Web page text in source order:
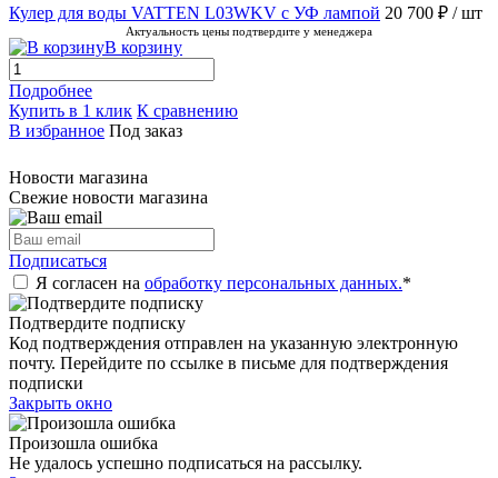
Кулер для воды VATTEN L03WKV c УФ лампой 20 700 ₽ / шт
Актуальность цены подтвердите у менеджера
В корзину
Подробнее
Купить в 1 клик К сравнению
В избранное Под заказ
Новости магазина
Свежие новости магазина
Подписаться
Я согласен на обработку персональных данных.*
Подтвердите подписку
Код подтверждения отправлен на указанную электронную
почту. Перейдите по ссылке в письме для подтверждения
подписки
Закрыть окно
Произошла ошибка
Не удалось успешно подписаться на рассылку.